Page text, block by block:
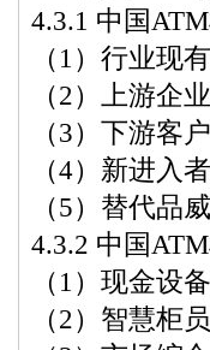
4.3.1 中国
（1）行业现
（2）上游企
（3）下游客
（4）新进入
（5）替代品
4.3.2 中国
（1）现金设
（2）智慧柜